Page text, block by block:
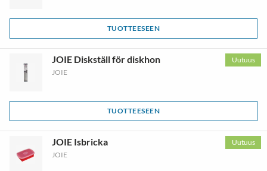
TUOTTEESEEN
Uutuus
JOIE Diskställ för diskhon
JOIE
TUOTTEESEEN
Uutuus
JOIE Isbricka
JOIE